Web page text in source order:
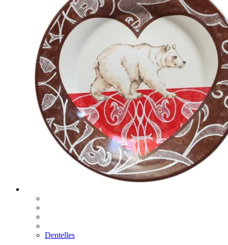
Dentelles